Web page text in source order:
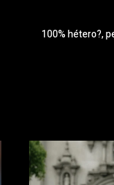
100% hétero?,